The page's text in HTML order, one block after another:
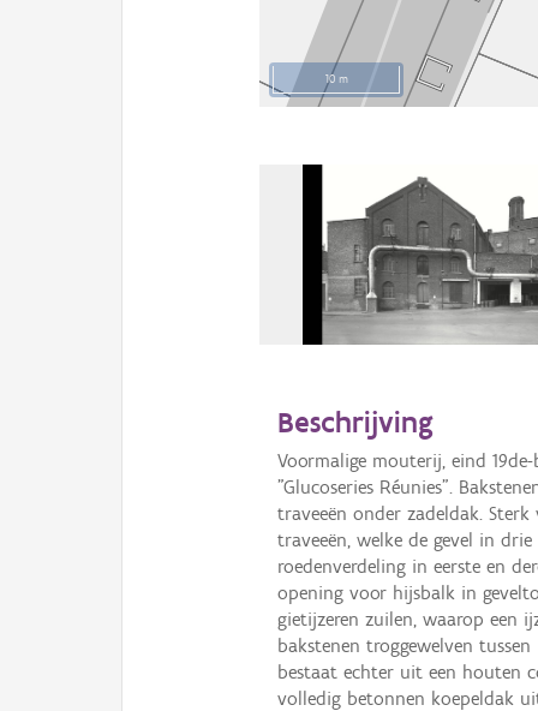
10 m
Beschrijving
Voormalige mouterij, eind
"Glucoseries Réunies".
traveeën onder zadeldak. Sterk
traveeën, welke de gevel in
roedenverdeling in eerste en
opening voor hijsbalk in
gietijzeren zuilen, waarop een
bakstenen troggewelven
bestaat echter uit een houten
volledig betonnen koepeldak